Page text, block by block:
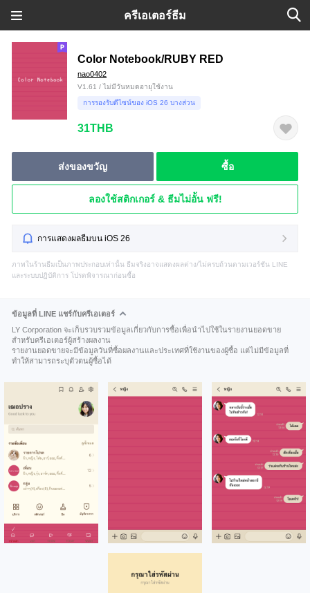
ครีเอเตอร์ธีม
Color Notebook/RUBY RED
nao0402
V1.61 / ไม่มีวันหมดอายุใช้งาน
การรองรับดีไซน์ของ iOS 26 บางส่วน
31THB
ส่งของขวัญ ซื้อ
ลองใช้สติกเกอร์ & ธีมไม่อั้น ฟรี!
การแสดงผลธีมบน iOS 26
ภาพในร้านธีมเป็นภาพประกอบเท่านั้น ธีมจริงอาจแสดงผลต่าง/ไม่ครบถ้วนตามเวอร์ชัน LINE
และระบบปฏิบัติการ โปรดพิจารณาก่อนซื้อ
ข้อมูลที่ LINE แชร์กับครีเอเตอร์
LY Corporation จะเก็บรวบรวมข้อมูลเกี่ยวกับการซื้อเพื่อนำไปใช้ในรายงานยอดขาย
สำหรับครีเอเตอร์ผู้สร้างผลงาน
รายงานยอดขายจะมีข้อมูลวันที่ซื้อผลงานและประเทศที่ใช้งานของผู้ซื้อ แต่ไม่มีข้อมูลที่
ทำให้สามารถระบุตัวตนผู้ซื้อได้